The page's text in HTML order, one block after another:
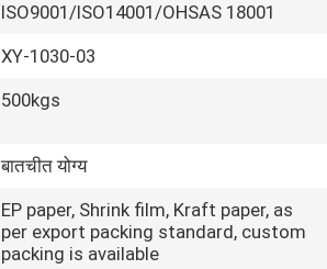
ISO9001/ISO14001/OHSAS 18001
XY-1030-03
500kgs
बातचीत योग्य
EP paper, Shrink film, Kraft paper, as
per export packing standard, custom
packing is available